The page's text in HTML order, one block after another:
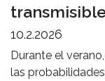
10.2.2026
Durante el
las